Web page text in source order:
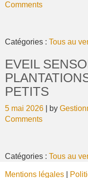
Comments
Catégories : Tous au
EVEIL
PETITS
5 mai 2026 | by
Comments
Catégories : Tous au
Mentions légales